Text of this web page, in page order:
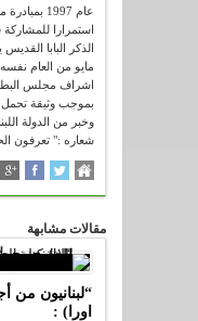
عام 1997
استمرارا للمشاركة
الذكر البابا
مايو من العام
اشراف مجلس
شعاره :" تعرفون الحق
مقالات مشابهة
“لبنانيون من
اورا) :